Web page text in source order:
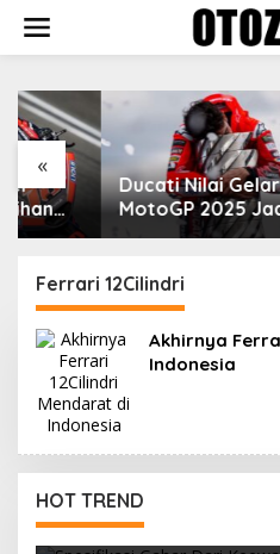
content
«
Ducati Nilai Gelar
MotoGP 2025 Jadi
Cara Marc Marquez
Ferrari 12Cilindri
Akhirnya
Indonesia
HOT TREND